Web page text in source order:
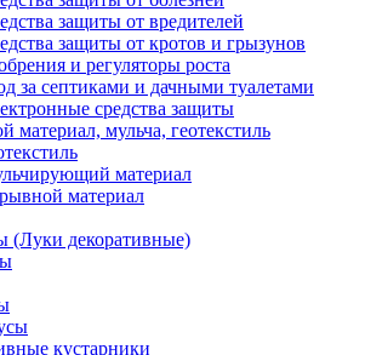
защиты от вредителей
защиты от кротов и грызунов
и регуляторы роста
за септиками и дачными туалетами
средства защиты
материал, мульча, геотекстиль
материал
материал
(Луки декоративные)
кустарники